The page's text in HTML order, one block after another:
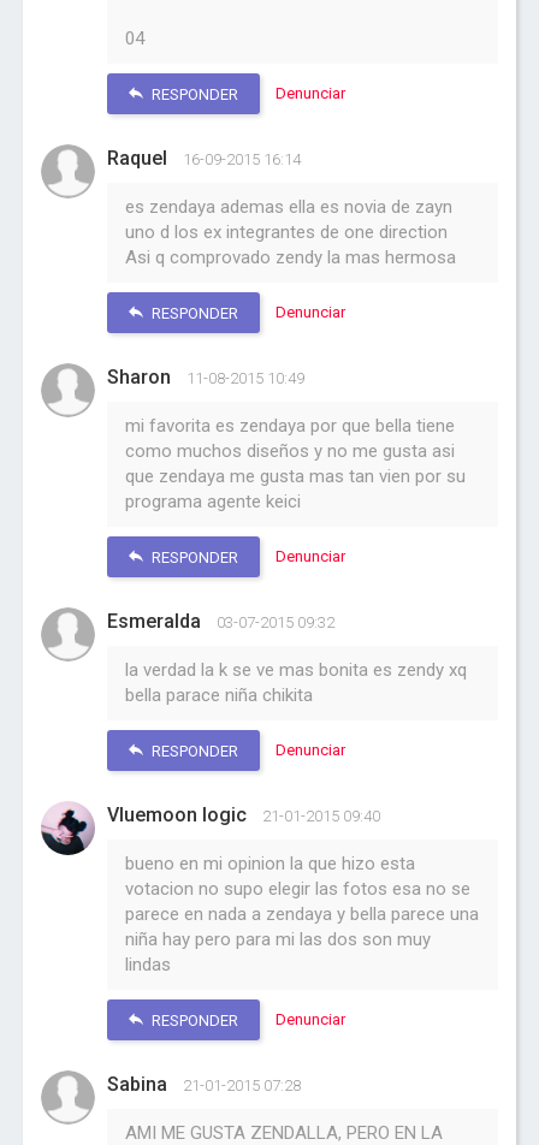
04
RESPONDER Denunciar
Raquel 16-09-2015 16:14
es zendaya ademas ella es novia de zayn
uno d los ex integrantes de one direction
Asi q comprovado zendy la mas hermosa
RESPONDER Denunciar
Sharon 11-08-2015 10:49
mi favorita es zendaya por que bella tiene
como muchos diseños y no me gusta asi
que zendaya me gusta mas tan vien por su
programa agente keici
RESPONDER Denunciar
Esmeralda 03-07-2015 09:32
la verdad la k se ve mas bonita es zendy xq
bella parace niña chikita
RESPONDER Denunciar
Vluemoon logic 21-01-2015 09:40
bueno en mi opinion la que hizo esta
votacion no supo elegir las fotos esa no se
parece en nada a zendaya y bella parece una
niña hay pero para mi las dos son muy
lindas
RESPONDER Denunciar
Sabina 21-01-2015 07:28
AMI ME GUSTA ZENDALLA, PERO EN LA